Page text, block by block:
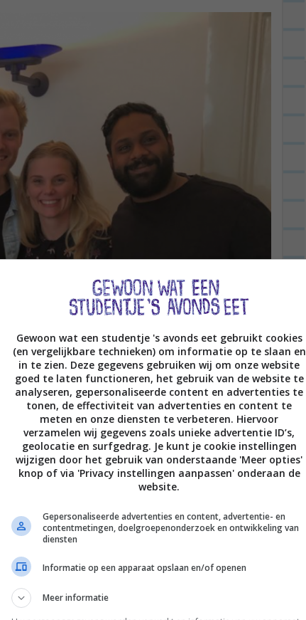
we de keuken om tot een stoere zwarte
met een originele brick wall, zwarte kozijnen en
dakterras van een ietwat onaf dak met
urban dakterras met buitenkeuken
plaatsen, waardoor er een extra kamer
Gewoon wat een studentje 's avonds eet gebruikt cookies
(en vergelijkbare technieken) om informatie op te slaan en
in te zien. Deze gegevens gebruiken wij om onze website
goed te laten functioneren, het gebruik van de website te
analyseren, gepersonaliseerde content en advertenties te
tonen, de effectiviteit van advertenties en content te
meten en onze diensten te verbeteren. Hiervoor
verzamelen wij gegevens zoals unieke advertentie ID’s,
geolocatie en surfgedrag. Je kunt je cookie instellingen
wijzigen door het gebruik van onderstaande 'Meer opties'
knop of via 'Privacy instellingen aanpassen' onderaan de
website.
Gepersonaliseerde advertenties en content, advertentie- en
contentmetingen, doelgroepenonderzoek en ontwikkeling van
diensten
Informatie op een apparaat opslaan en/of openen
Meer informatie